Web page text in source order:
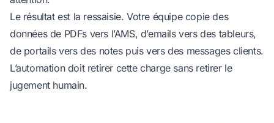
Le résultat est la ressaisie. Votre équipe copie des
données de PDFs vers l’AMS, d’emails vers des tableurs,
de portails vers des notes puis vers des messages clients.
L’automation doit retirer cette charge sans retirer le
jugement humain.